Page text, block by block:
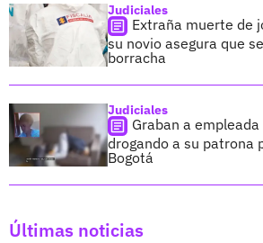
Judiciales
Extraña muerte de
su novio asegura que
borracha
Judiciales
Graban a
drogando a su patrona
Bogotá
Últimas noticias